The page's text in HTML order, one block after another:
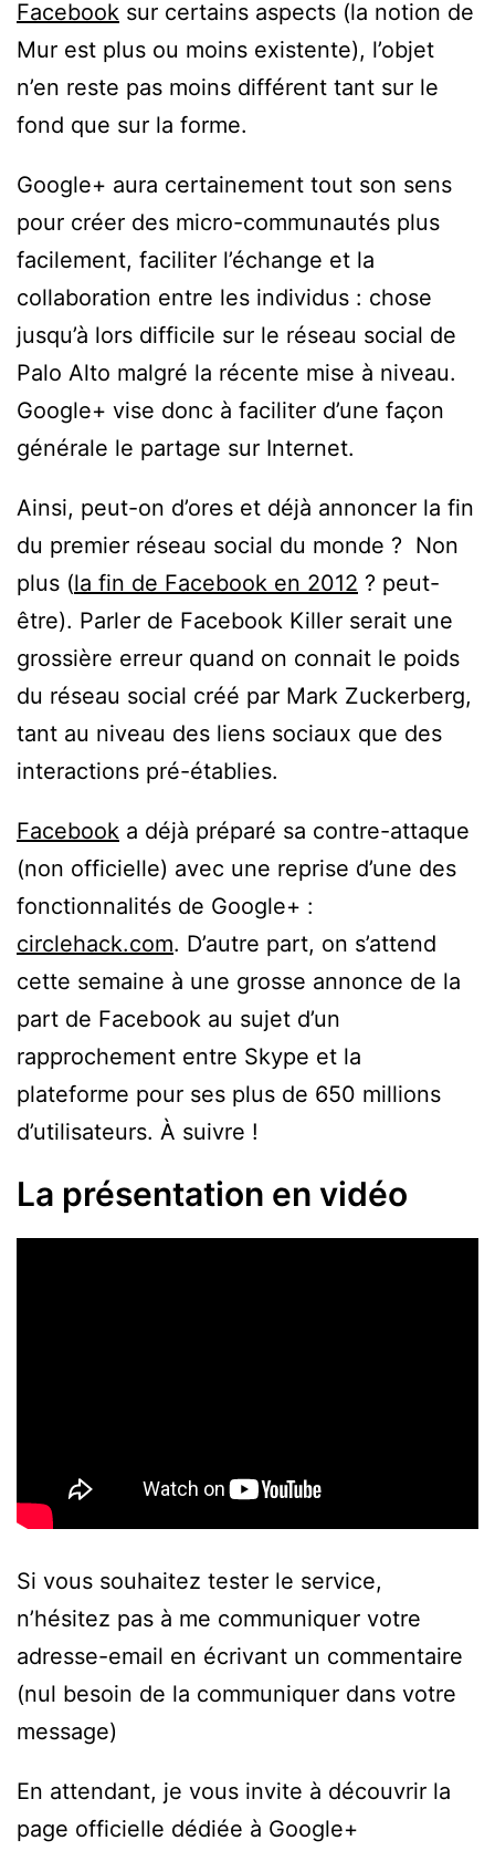
Facebook sur certains aspects (la notion de
Mur est plus ou moins existente), l’objet
n’en reste pas moins différent tant sur le
fond que sur la forme.
Google+ aura certainement tout son sens
pour créer des micro-communautés plus
facilement, faciliter l’échange et la
collaboration entre les individus : chose
jusqu’à lors difficile sur le réseau social de
Palo Alto malgré la récente mise à niveau.
Google+ vise donc à faciliter d’une façon
générale le partage sur Internet.
Ainsi, peut-on d’ores et déjà annoncer la fin
du premier réseau social du monde ? Non
plus (la fin de Facebook en 2012 ? peut-
être). Parler de Facebook Killer serait une
grossière erreur quand on connait le poids
du réseau social créé par Mark Zuckerberg,
tant au niveau des liens sociaux que des
interactions pré-établies.
Facebook a déjà préparé sa contre-attaque
(non officielle) avec une reprise d’une des
fonctionnalités de Google+ :
circlehack.com. D’autre part, on s’attend
cette semaine à une grosse annonce de la
part de Facebook au sujet d’un
rapprochement entre Skype et la
plateforme pour ses plus de 650 millions
d’utilisateurs. À suivre !
La présentation en vidéo
Si vous souhaitez tester le service,
n’hésitez pas à me communiquer votre
adresse-email en écrivant un commentaire
(nul besoin de la communiquer dans votre
message)
En attendant, je vous invite à découvrir la
page officielle dédiée à Google+